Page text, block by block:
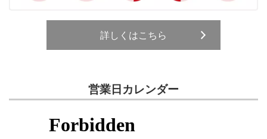
詳しくはこちら
営業日カレンダー